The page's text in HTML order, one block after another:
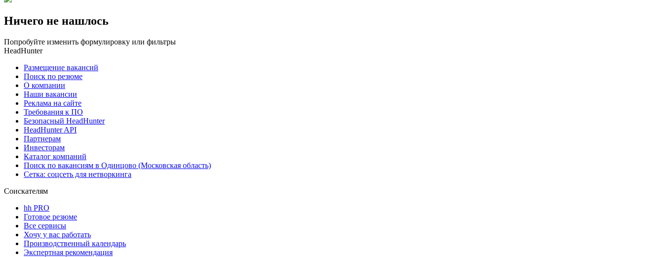
Ничего не нашлось
Попробуйте изменить формулировку или фильтры
HeadHunter
Размещение вакансий
Поиск по резюме
О компании
Наши вакансии
Реклама на сайте
Требования к ПО
Безопасный HeadHunter
HeadHunter API
Партнерам
Инвесторам
Каталог компаний
Поиск по вакансиям в Одинцово (Московская область)
Сетка: соцсеть для нетворкинга
Соискателям
hh PRO
Готовое резюме
Все сервисы
Хочу у вас работать
Производственный календарь
Экспертная рекомендация